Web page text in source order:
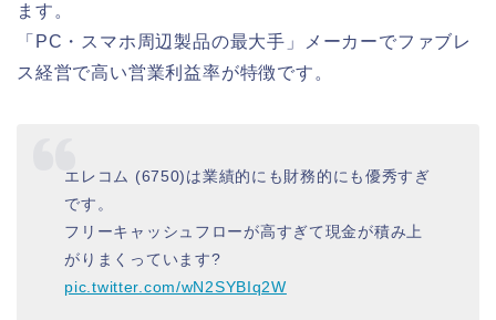
ます。
「PC・スマホ周辺製品の最大手」メーカーでファブレ
ス経営で高い営業利益率が特徴です。
エレコム (6750)は業績的にも財務的にも優秀すぎ
です。
フリーキャッシュフローが高すぎて現金が積み上
がりまくっています?
pic.twitter.com/wN2SYBIq2W